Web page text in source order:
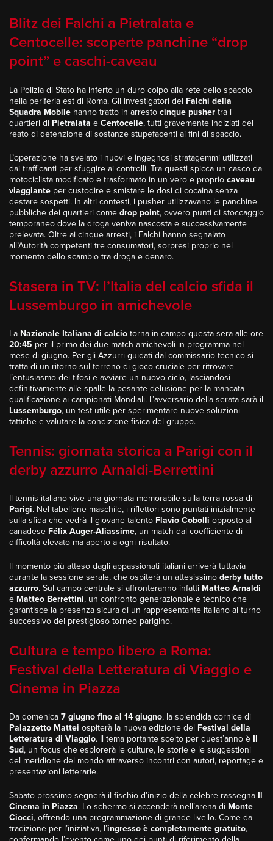
Blitz dei Falchi a Pietralata e
Centocelle: scoperte panchine “drop
point” e caschi-caveau
La Polizia di Stato ha inferto un duro colpo alla rete dello spaccio
nella periferia est di Roma. Gli investigatori dei Falchi della
Squadra Mobile hanno tratto in arresto cinque pusher tra i
quartieri di Pietralata e Centocelle, tutti gravemente indiziati del
reato di detenzione di sostanze stupefacenti ai fini di spaccio.
L’operazione ha svelato i nuovi e ingegnosi stratagemmi utilizzati
dai trafficanti per sfuggire ai controlli. Tra questi spicca un casco da
motociclista modificato e trasformato in un vero e proprio caveau
viaggiante per custodire e smistare le dosi di cocaina senza
destare sospetti. In altri contesti, i pusher utilizzavano le panchine
pubbliche dei quartieri come drop point, ovvero punti di stoccaggio
temporaneo dove la droga veniva nascosta e successivamente
prelevata. Oltre ai cinque arresti, i Falchi hanno segnalato
all’Autorità competenti tre consumatori, sorpresi proprio nel
momento dello scambio tra droga e denaro.
Stasera in TV: l’Italia del calcio sfida il
Lussemburgo in amichevole
La Nazionale Italiana di calcio torna in campo questa sera alle ore
20:45 per il primo dei due match amichevoli in programma nel
mese di giugno. Per gli Azzurri guidati dal commissario tecnico si
tratta di un ritorno sul terreno di gioco cruciale per ritrovare
l’entusiasmo dei tifosi e avviare un nuovo ciclo, lasciandosi
definitivamente alle spalle la pesante delusione per la mancata
qualificazione ai campionati Mondiali. L’avversario della serata sarà il
Lussemburgo, un test utile per sperimentare nuove soluzioni
tattiche e valutare la condizione fisica del gruppo.
Tennis: giornata storica a Parigi con il
derby azzurro Arnaldi-Berrettini
Il tennis italiano vive una giornata memorabile sulla terra rossa di
Parigi. Nel tabellone maschile, i riflettori sono puntati inizialmente
sulla sfida che vedrà il giovane talento Flavio Cobolli opposto al
canadese Félix Auger-Aliassime, un match dal coefficiente di
difficoltà elevato ma aperto a ogni risultato.
Il momento più atteso dagli appassionati italiani arriverà tuttavia
durante la sessione serale, che ospiterà un attesissimo derby tutto
azzurro. Sul campo centrale si affronteranno infatti Matteo Arnaldi
e Matteo Berrettini, un confronto generazionale e tecnico che
garantisce la presenza sicura di un rappresentante italiano al turno
successivo del prestigioso torneo parigino.
Cultura e tempo libero a Roma:
Festival della Letteratura di Viaggio e
Cinema in Piazza
Da domenica 7 giugno fino al 14 giugno, la splendida cornice di
Palazzetto Mattei ospiterà la nuova edizione del Festival della
Letteratura di Viaggio. Il tema portante scelto per quest’anno è Il
Sud, un focus che esplorerà le culture, le storie e le suggestioni
del meridione del mondo attraverso incontri con autori, reportage e
presentazioni letterarie.
Sabato prossimo segnerà il fischio d’inizio della celebre rassegna Il
Cinema in Piazza. Lo schermo si accenderà nell’arena di Monte
Ciocci, offrendo una programmazione di grande livello. Come da
tradizione per l’iniziativa, l’ingresso è completamente gratuito,